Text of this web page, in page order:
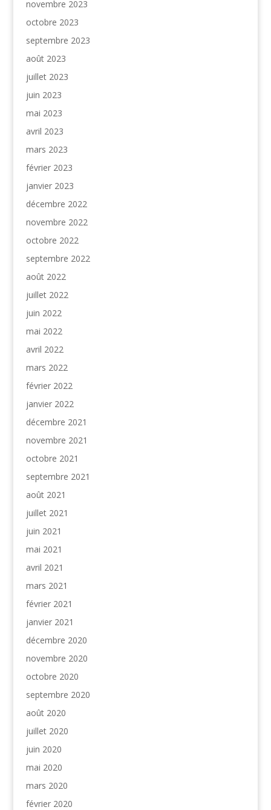
novembre 2023
octobre 2023
septembre 2023
août 2023
juillet 2023
juin 2023
mai 2023
avril 2023
mars 2023
février 2023
janvier 2023
décembre 2022
novembre 2022
octobre 2022
septembre 2022
août 2022
juillet 2022
juin 2022
mai 2022
avril 2022
mars 2022
février 2022
janvier 2022
décembre 2021
novembre 2021
octobre 2021
septembre 2021
août 2021
juillet 2021
juin 2021
mai 2021
avril 2021
mars 2021
février 2021
janvier 2021
décembre 2020
novembre 2020
octobre 2020
septembre 2020
août 2020
juillet 2020
juin 2020
mai 2020
mars 2020
février 2020